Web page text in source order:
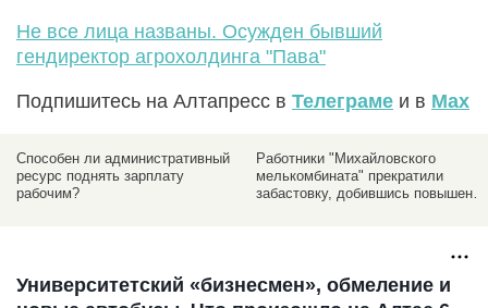
Не все лица названы. Осужден бывший
гендиректор агрохолдинга "Пава"
Подпишитесь на Алтапресс в Телеграме и в Max
Способен ли административный
ресурс поднять зарплату
рабочим?
Работники "Михайловского
мелькомбината" прекратили
забастовку, добившись повышения
Университетский «бизнесмен», обмеление и